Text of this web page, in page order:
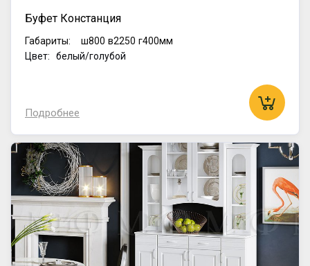
Буфет Констанция
Габариты: ш800 в2250 г400мм
Цвет: белый/голубой
Подробнее